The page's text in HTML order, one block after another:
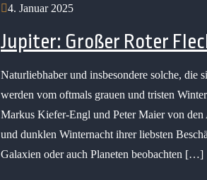
4. Januar 2025
Jupiter: Großer Roter
Naturliebhaber und insbesondere solche, die
werden vom oftmals grauen und tristen
Markus Kiefer-Engl und Peter Maier von
und dunklen Winternacht ihrer liebsten
Galaxien oder auch Planeten beobachten […]